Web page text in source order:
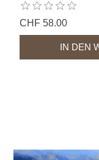
CHF 58.00